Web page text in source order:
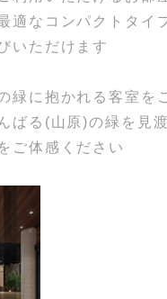
適なコンパクトタイ
いただけます
緑に抱かれる客室を
ばる(山原)の緑を見
ご体感ください